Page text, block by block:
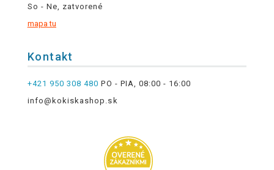
So - Ne, zatvorené
mapa tu
Kontakt
+421 950 308 480 PO - PIA, 08:00 - 16:00
info@kokiskashop.sk